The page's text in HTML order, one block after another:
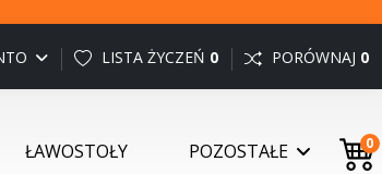
LISTA ŻYCZEŃ 0 PORÓWNAJ 0
ŁAWOSTOŁY POZOSTAŁE 0